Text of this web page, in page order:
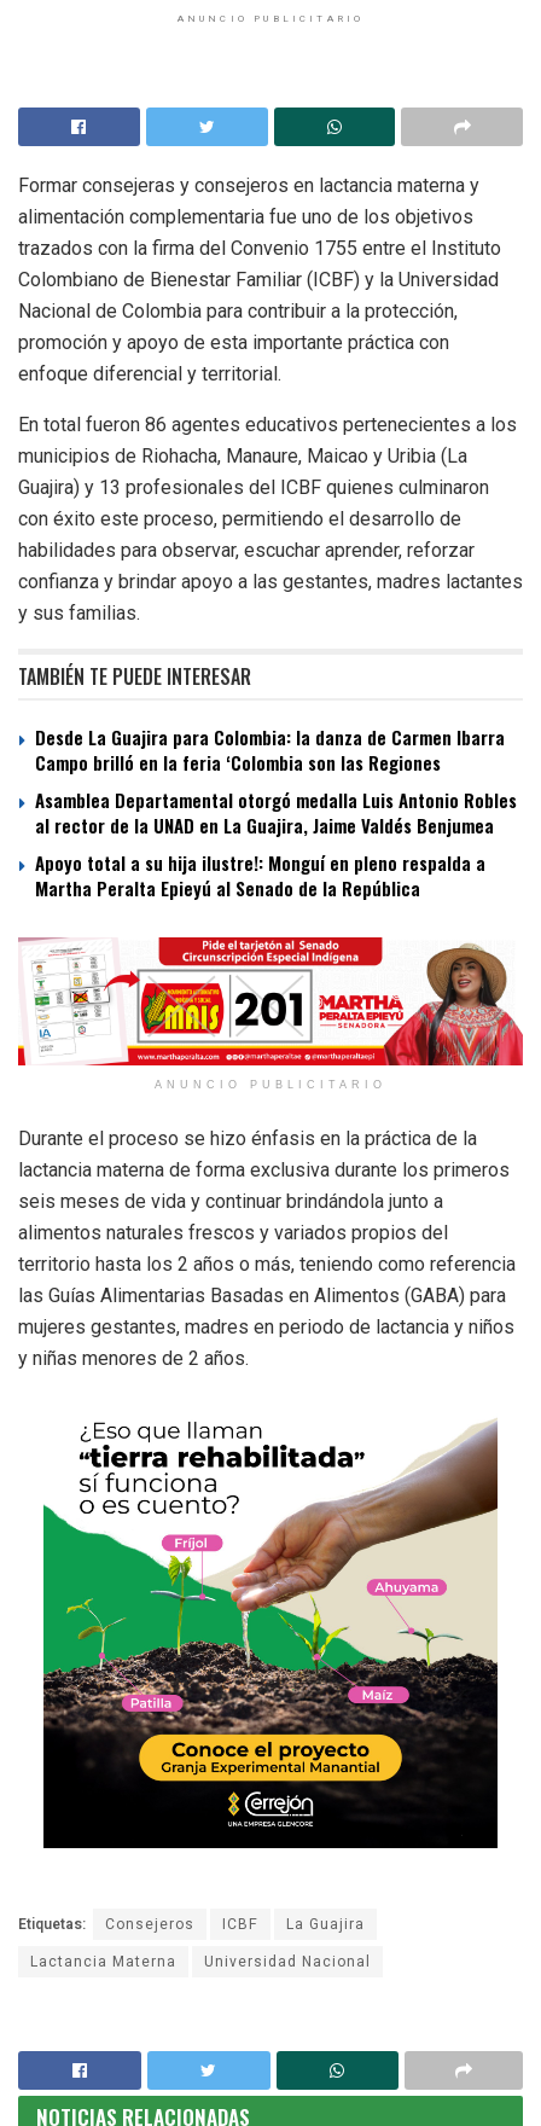
ANUNCIO PUBLICITARIO
Formar consejeras y consejeros en lactancia materna y
alimentación complementaria fue uno de los objetivos
trazados con la firma del Convenio 1755 entre el Instituto
Colombiano de Bienestar Familiar (ICBF) y la Universidad
Nacional de Colombia para contribuir a la protección,
promoción y apoyo de esta importante práctica con
enfoque diferencial y territorial.
En total fueron 86 agentes educativos pertenecientes a los
municipios de Riohacha, Manaure, Maicao y Uribia (La
Guajira) y 13 profesionales del ICBF quienes culminaron
con éxito este proceso, permitiendo el desarrollo de
habilidades para observar, escuchar aprender, reforzar
confianza y brindar apoyo a las gestantes, madres lactantes
y sus familias.
TAMBIÉN TE PUEDE INTERESAR
Desde La Guajira para Colombia: la danza de Carmen Ibarra
Campo brilló en la feria ‘Colombia son las Regiones
Asamblea Departamental otorgó medalla Luis Antonio Robles
al rector de la UNAD en La Guajira, Jaime Valdés Benjumea
Apoyo total a su hija ilustre!: Monguí en pleno respalda a
Martha Peralta Epieyú al Senado de la República
ANUNCIO PUBLICITARIO
Durante el proceso se hizo énfasis en la práctica de la
lactancia materna de forma exclusiva durante los primeros
seis meses de vida y continuar brindándola junto a
alimentos naturales frescos y variados propios del
territorio hasta los 2 años o más, teniendo como referencia
las Guías Alimentarias Basadas en Alimentos (GABA) para
mujeres gestantes, madres en periodo de lactancia y niños
y niñas menores de 2 años.
Etiquetas: Consejeros ICBF
La Guajira
Lactancia Materna
Universidad Nacional
NOTICIAS RELACIONADAS